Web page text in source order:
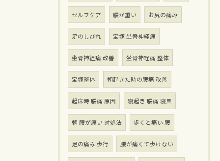
セルフケア 腰が重い お尻の痛み
足のしびれ 宝塚 坐骨神経痛
坐骨神経痛 改善 坐骨神経痛 整体
宝塚整体 朝起きた時の腰痛 改善
起床時 腰痛 原因 寝起き 腰痛 寝具
朝 腰が痛い 対処法 歩くと痛い 腰
足の痛み 歩行 腰が痛くて歩けない